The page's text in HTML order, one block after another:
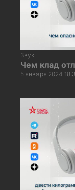
Звук
Чем клад
5 января 2024